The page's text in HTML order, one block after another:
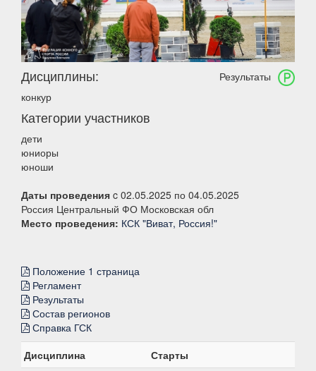
Результаты
Дисциплины:
конкур
Категории участников
дети
юниоры
юноши
Даты проведения c 02.05.2025 по 04.05.2025
Россия Центральный ФО Московская обл
Место проведения: КСК "Виват, Россия!"
Положение 1 страница
Регламент
Результаты
Состав регионов
Справка ГСК
Дисциплина
Старты